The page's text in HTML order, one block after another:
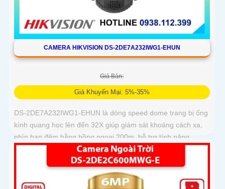
CAMERA HIKVISION DS-2DE7A232IWG1-EHUN
Giá Bán:
Giá Khuyến Mại: 5%-35%
DS-2DE7A232IWG1-EHUN là dòng speed dome trang bị ống
kính quang học lên đến 32X giúp giám sát khoảng cách xa,
nhìn ban đêm bằng hồng ngoại 200m, hỗ trợ tính năng
AcuSense nâng cao hiệu quả giám sát an ninh, có tốc độ lấy
nét cao nhờ công nghệ Self-learning